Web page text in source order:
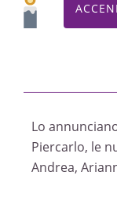
Lo
Piercarlo, le
Andrea,